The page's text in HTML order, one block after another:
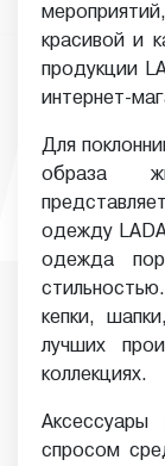
красивой и
продукции
интернет-
Для
образа
одежду
одежда
кепки,
лучших
коллекциях.
Аксессуары
спросом